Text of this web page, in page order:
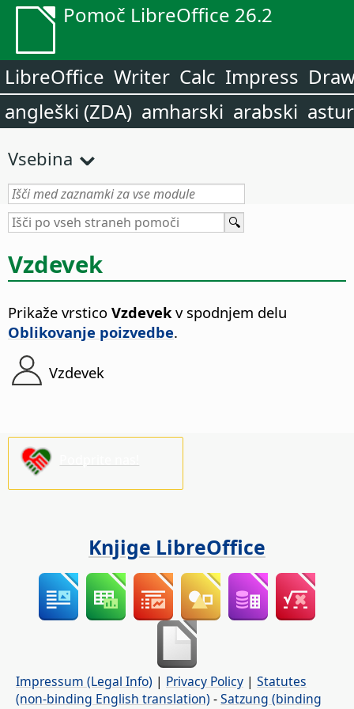
Pomoč LibreOffice 26.2
LibreOffice Writer Calc Impress
angleški (ZDA) amharski arabski
Vsebina
Vzdevek
Prikaže vrstico Vzdevekv spodnjem delu
Oblikovanje poizvedbe.
Vzdevek
Knjige LibreOffice
Impressum (Legal Info) | Privacy Policy | Statutes
(non-binding English translation) -Satzung (binding